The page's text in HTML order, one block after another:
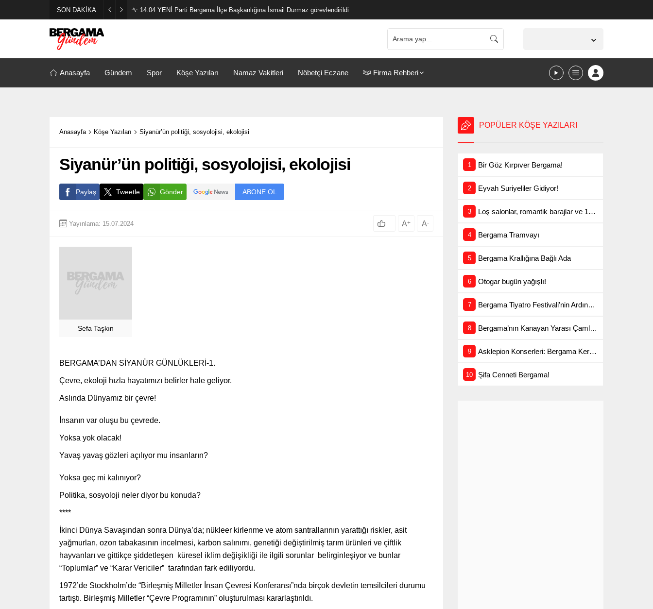
SON DAKİKA 14:04 YENİ Parti Bergama İlçe Başkanlığına İsmail Durmaz görevlendirildi
Anasayfa Gündem Spor Köşe Yazıları Namaz Vakitleri Nöbetçi Eczane Firma Rehberi
Anasayfa Köşe Yazıları Siyanür’ün politiği, sosyolojisi, ekolojisi
Siyanür’ün politiği, sosyolojisi, ekolojisi
Paylaş Tweetle Gönder ABONE OL
Yayınlama: 15.07.2024 A+ A-
Sefa Taşkın
BERGAMA’DAN SİYANÜR GÜNLÜKLERİ-1.
Çevre, ekoloji hızla hayatımızı belirler hale geliyor.
Aslında Dünyamız bir çevre!
İnsanın var oluşu bu çevrede.
Yoksa yok olacak!
Yavaş yavaş gözleri açılıyor mu insanların?
Yoksa geç mi kalınıyor?
Politika, sosyoloji neler diyor bu konuda?
****
İkinci Dünya Savaşından sonra Dünya’da; nükleer kirlenme ve atom santrallarının yarattığı riskler, asit
yağmurları, ozon tabakasının incelmesi, karbon salınımı, genetiği değiştirilmiş tarım ürünleri ve çiftlik
hayvanları ve gittikçe şiddetleşen küresel iklim değişikliği ile ilgili sorunlar belirginleşiyor ve bunlar
“Toplumlar” ve “Karar Vericiler” tarafından fark ediliyordu.
1972’de Stockholm’de “Birleşmiş Milletler İnsan Çevresi Konferansı”nda birçok devletin temsilcileri durumu
tartıştı. Birleşmiş Milletler “Çevre Programının” oluşturulması kararlaştırıldı.
POPÜLER KÖŞE YAZILARI
Bir Göz Kırpıver Bergama!
Eyvah Suriyeliler Gidiyor!
Loş salonlar, romantik barajlar ve 17 talihli kişi!
Bergama Tramvayı
Bergama Krallığına Bağlı Ada
Otogar bugün yağışlı!
Bergama Tiyatro Festivali’nin Ardından
Bergama’nın Kanayan Yarası Çamlıpark…
Asklepion Konserleri: Bergama Kermesi’nin Tarihi Dokusu
Şifa Cenneti Bergama!